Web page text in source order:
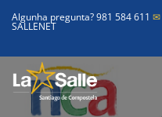
Algunha pregunta? 981 584 611 ✉
SALLENET